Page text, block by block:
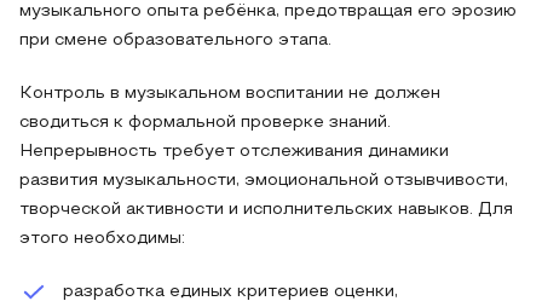
музыкального опыта ребёнка, предотвращая его эрозию
при смене образовательного этапа.
Контроль в музыкальном воспитании не должен
сводиться к формальной проверке знаний.
Непрерывность требует отслеживания динамики
развития музыкальности, эмоциональной отзывчивости,
творческой активности и исполнительских навыков. Для
этого необходимы:
разработка единых критериев оценки,